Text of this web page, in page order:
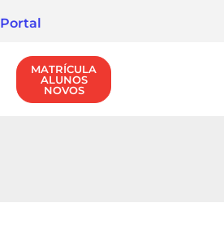
Portal
MATRÍCULA
ALUNOS
NOVOS